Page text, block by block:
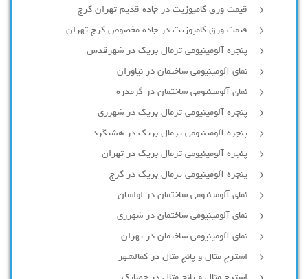
قیمت ورق کامپوزیت در جاده قدیم تهران کرج
قیمت ورق کامپوزیت در جاده مخصوص کرج تهران
پنجره آلومینیومی ترمال بریک در شهرقدس
نمای آلومینیومی ساختمان در نیاوران
نمای آلومینیومی ساختمان در گرمدره
پنجره آلومینیومی ترمال بریک در شهرری
پنجره آلومینیومی ترمال بریک در هشتگرد
پنجره آلومینیومی ترمال بریک در تهران
پنجره آلومینیومی ترمال بریک در کرج
نمای آلومینیومی ساختمان در لواسان
نمای آلومینیومی ساختمان در شهرری
نمای آلومینیومی ساختمان در تهران
استرچ متال و پانچ متال در کمالشهر